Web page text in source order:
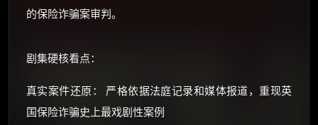
的保险诈骗案审判。
剧集硬核看点：
真实案件还原： 严格依据法庭记录和媒体报道，重现英
国保险诈骗史上最戏剧性案例